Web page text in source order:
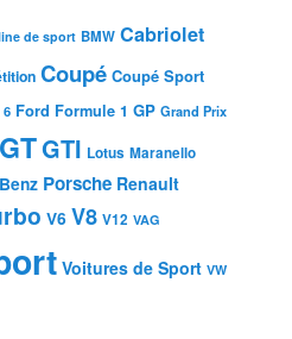
de sport BMW Cabriolet
Coupé Coupé Sport
6 Ford Formule 1 GP Grand Prix
GTGTI Lotus Maranello
Porsche Renault
V6 V8 V12 VAG
Voitures de Sport VW